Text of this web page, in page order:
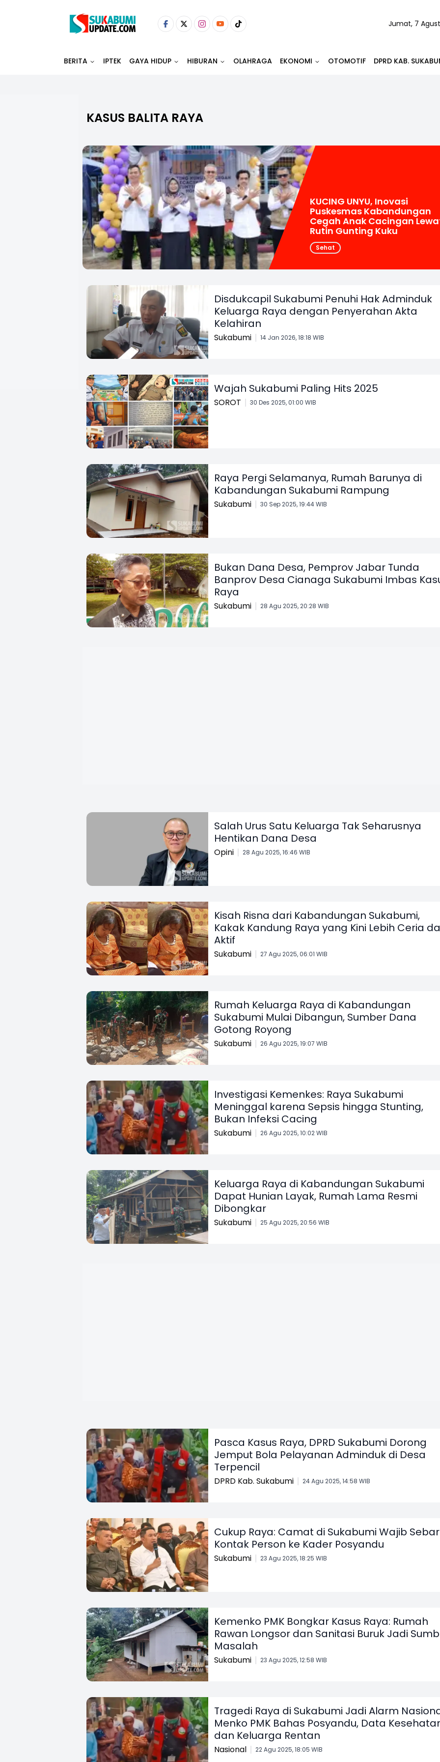
Jumat, 7
BERITA IPTEK GAYA HIDUP HIBURAN OLAHRAGA EKONOMI OTOMOTIF DPRD KAB.
KASUS BALITA RAYA
KUCING UNYU, Inovasi
Puskesmas Kabandungan
Cegah Anak Cacingan
Rutin Gunting Kuku
Sehat
Disdukcapil Sukabumi Penuhi Hak Adminduk
Keluarga Raya dengan Penyerahan Akta
Kelahiran
Sukabumi 14 Jan 2026, 18:18 WIB
Wajah Sukabumi Paling Hits 2025
SOROT 30 Des 2025, 01:00 WIB
Raya Pergi Selamanya, Rumah Barunya di
Kabandungan Sukabumi Rampung
Sukabumi 30 Sep 2025, 19:44 WIB
Bukan Dana Desa, Pemprov Jabar Tunda
Banprov Desa Cianaga Sukabumi Imbas
Raya
Sukabumi 28 Agu 2025, 20:28 WIB
Salah Urus Satu Keluarga Tak Seharusnya
Hentikan Dana Desa
Opini 28 Agu 2025, 16:46 WIB
Kisah Risna dari Kabandungan Sukabumi,
Kakak Kandung Raya yang Kini Lebih Ceria
Aktif
Sukabumi 27 Agu 2025, 06:01 WIB
Rumah Keluarga Raya di Kabandungan
Sukabumi Mulai Dibangun, Sumber Dana
Gotong Royong
Sukabumi 26 Agu 2025, 19:07 WIB
Investigasi Kemenkes: Raya Sukabumi
Meninggal karena Sepsis hingga Stunting,
Bukan Infeksi Cacing
Sukabumi 26 Agu 2025, 10:02 WIB
Keluarga Raya di Kabandungan Sukabumi
Dapat Hunian Layak, Rumah Lama Resmi
Dibongkar
Sukabumi 25 Agu 2025, 20:56 WIB
Pasca Kasus Raya, DPRD Sukabumi Dorong
Jemput Bola Pelayanan Adminduk di Desa
Terpencil
DPRD Kab. Sukabumi 24 Agu 2025, 14:58 WIB
Cukup Raya: Camat di Sukabumi Wajib Sebar
Kontak Person ke Kader Posyandu
Sukabumi 23 Agu 2025, 18:25 WIB
Kemenko PMK Bongkar Kasus Raya: Rumah
Rawan Longsor dan Sanitasi Buruk Jadi
Masalah
Sukabumi 23 Agu 2025, 12:58 WIB
Tragedi Raya di Sukabumi Jadi Alarm
Menko PMK Bahas Posyandu, Data
dan Keluarga Rentan
Nasional 22 Agu 2025, 18:05 WIB